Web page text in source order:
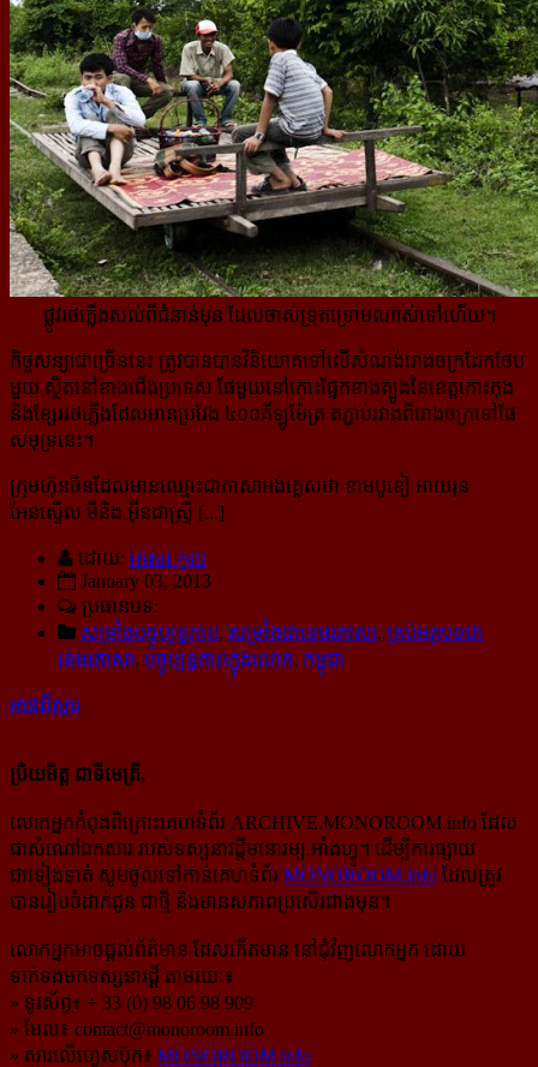
ផ្លូវរថភ្លើងសល់ពីជំនាន់មុន ដែលចាស់ទ្រុតទ្រោមណាស់ទៅហើយ។
កិច្ចសន្យាជាច្រើននេះ ត្រូវបានបានវិនិយោគទៅលើសំណង់រោងចក្រដែកថែប
មួយ ស្ថិតនៅខាងជើងប្រទេស ផែមួយ​នៅ​កោះផ្នែកខាងត្បូង​នៃខេត្ត​កោះកុង
និងខ្សែររថភ្លើងដែលមានប្រវែង ៤០០គីឡូម៉ែត្រ តភ្ជាប់រវាងពីរោងចក្រទៅផែ
សមុទ្រនេះ។
ក្រុមហ៊ុនចិនដែលមានឈ្មោះជាភាសាអង់គ្លេសថា ខាមបូឌៀ អាយរុន
អែនស្ទើល មីនិង អ៊ីនដាស្ទ្រី [...]
ដោយ: កេសរ កូល
January 03, 2013
ប្រធានបទ:
សម្រាំងបច្ចុប្បន្នភាព, សម្រាំងជាខេមរភាសា, គ្រប់អត្ថបទជា
ខេមរភាសា, បច្ចុប្បន្នភាពក្នុងលោក, កម្ពុជា
អានពិស្ដារ
ប្រិយមិត្ត ជាទីមេត្រី,
លោកអ្នកកំពុងពិគ្រោះគេហទំព័រ ARCHIVE.MONOROOM.info ដែល
ជាសំណៅឯកសារ របស់ទស្សនាវដ្ដីមនោរម្យ.អាំងហ្វូ។ ដើម្បីការផ្សាយ
ជាទៀងទាត់ សូមចូលទៅកាន់​គេហទំព័រ MONOROOM.info ដែលត្រូវ
បានរៀបចំដាក់ជូន ជាថ្មី និងមានសភាពប្រសើរជាងមុន។
លោកអ្នកអាចផ្ដល់ព័ត៌មាន ដែលកើតមាន នៅជុំវិញលោកអ្នក ដោយ
ទាក់ទងមកទស្សនាវដ្ដី តាមរយៈ៖
» ទូរស័ព្ទ៖ + 33 (0) 98 06 98 909
» មែល៖ contact@monoroom.info
» សារលើហ្វេសប៊ុក៖ MONOROOM.info